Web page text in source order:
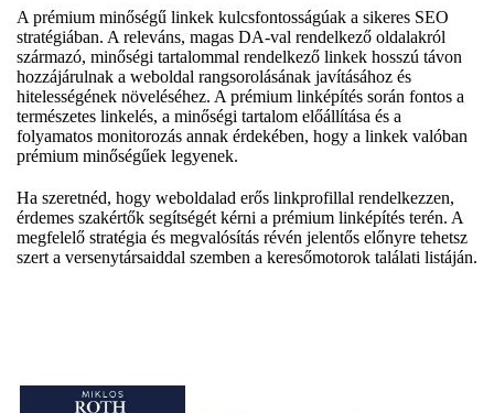
A prémium minőségű linkek kulcsfontosságúak a sikeres SEO
stratégiában. A releváns, magas DA-val rendelkező oldalakról
származó, minőségi tartalommal rendelkező linkek hosszú távon
hozzájárulnak a weboldal rangsorolásának javításához és
hitelességének növeléséhez. A prémium linképítés során fontos a
természetes linkelés, a minőségi tartalom előállítása és a
folyamatos monitorozás annak érdekében, hogy a linkek valóban
prémium minőségűek legyenek.
Ha szeretnéd, hogy weboldalad erős linkprofillal rendelkezzen,
érdemes szakértők segítségét kérni a prémium linképítés terén. A
megfelelő stratégia és megvalósítás révén jelentős előnyre tehetsz
szert a versenytársaiddal szemben a keresőmotorok találati listáján.